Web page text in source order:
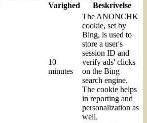
Varighed Beskrivelse
10
minutes
The ANONCHK
cookie, set by
Bing, is used to
store a user's
session ID and
verify ads' clicks
on the Bing
search engine.
The cookie helps
in reporting and
personalization as
well.